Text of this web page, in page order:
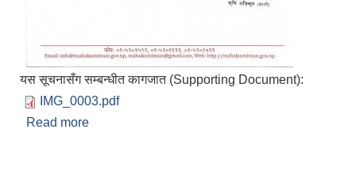
यस सूचनासँग सम्बन्धीत कागजात (Supporting Document):
IMG_0003.pdf
Read more